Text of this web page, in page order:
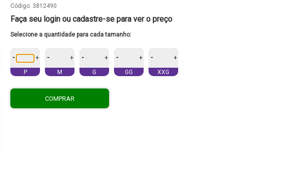
Código: 3812490
Faça seu login ou cadastre-se para ver o preço
Selecione a quantidade para cada tamanho:
- +
P
- +
M
- +
G
- +
GG
- +
XXG
COMPRAR